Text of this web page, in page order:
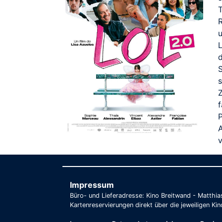
Impressum
Büro- und Lieferadresse: Kino Breitwand -
Kartenreservierungen direkt über die jeweiligen